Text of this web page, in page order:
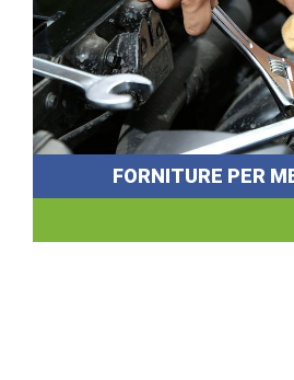
FORNITURE PER